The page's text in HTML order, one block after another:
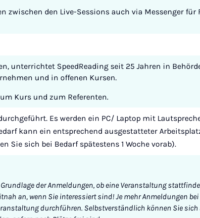
zwischen den Live-Sessions auch via Messenger für
unterrichtet SpeedReading seit 25 Jahren in
und in offenen Kursen.
Kurs und zum Referenten.
Es werden ein PC/ Laptop mit
kann ein entsprechend ausgestatteter
Sie sich bei Bedarf spätestens 1 Woche vorab).
der Anmeldungen, ob eine Veranstaltung
an, wenn Sie interessiert sind! Je mehr Anmeldungen
durchführen. Selbstverständlich können Sie sich